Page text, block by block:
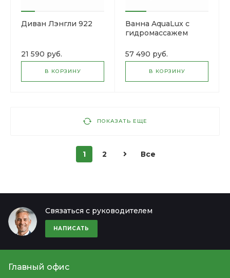
Диван Лэнгли 922
21 590 руб.
В КОРЗИНУ
Ванна AquaLux с
гидромассажем
57 490 руб.
В КОРЗИНУ
ПОКАЗАТЬ ЕЩЕ
1 2 Все
Связаться с руководителем
НАПИСАТЬ
Главный офис